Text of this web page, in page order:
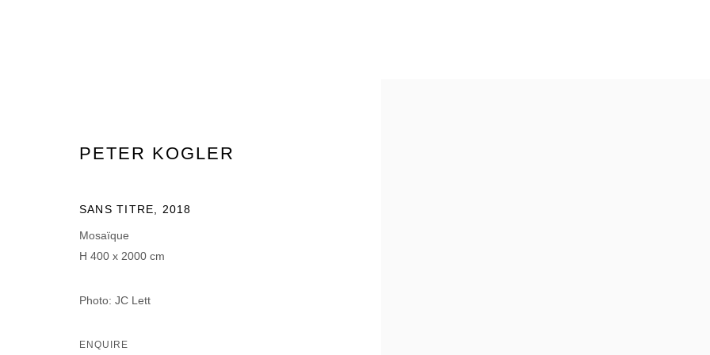
PETER KOGLER
SANS TITRE, 2018
Mosaïque
H 400 x 2000 cm
Photo: JC Lett
ENQUIRE